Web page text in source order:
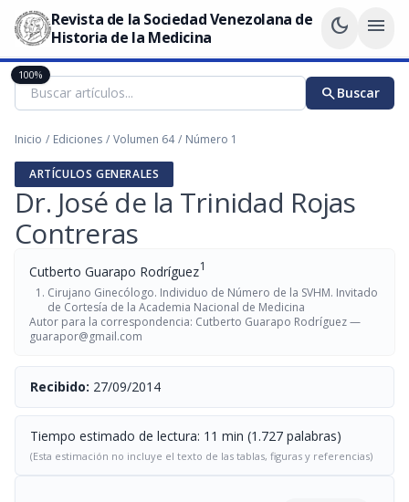
Revista de la Sociedad Venezolana de
Historia de la Medicina
dark_mode menu
searchBuscar
Inicio / Ediciones / Volumen 64 / Número 1
ARTÍCULOS GENERALES
Dr. José de la Trinidad Rojas
Contreras
Cutberto Guarapo Rodríguez1
Cirujano Ginecólogo. Individuo de Número de la SVHM. Invitado
de Cortesía de la Academia Nacional de Medicina
Autor para la correspondencia: Cutberto Guarapo Rodríguez —
guarapor@gmail.com
Recibido: 27/09/2014
Tiempo estimado de lectura: 11 min (1.727 palabras)
(Esta estimación no incluye el texto de las tablas, figuras y referencias)
100%